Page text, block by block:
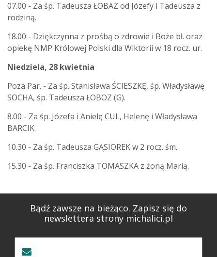
07.00 - Za śp. Tadeusza ŁOBAZ od Józefy i Tadeusza z
rodziną.
18.00 - Dziękczynna z prośbą o zdrowie i Boże bł. oraz
opiekę NMP Królowej Polski dla Wiktorii w 18 rocz. ur.
Niedziela, 28 kwietnia
Poza Par. - Za śp. Stanisława ŚCIESZKĘ, śp. Władysławę
SOCHA, śp. Tadeusza ŁOBOZ (G).
8.00 - Za śp. Józefa i Anielę CUL, Helenę i Władysława
BARCIK.
10.30 - Za śp. Tadeusza GĄSIOREK w 2 rocz. śm.
15.30 - Za śp. Franciszka TOMASZKA z żoną Marią.
Bądź zawsze na bieżąco. Zapisz się do
newslettera strony michalici.pl